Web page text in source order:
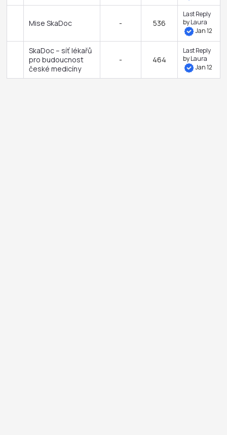
Mise SkaDoc - 536
Last Reply
byLaura
Jan 12
SkaDoc – síť lékařů
pro budoucnost
české medicíny
- 464
Last Reply
byLaura
Jan 12